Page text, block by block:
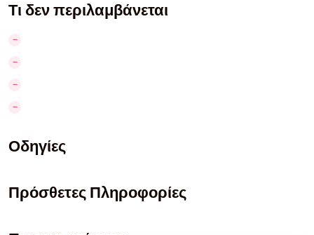
Τι δεν περιλαμβάνεται
Οδηγίες
Πρόσθετες Πληροφορίες